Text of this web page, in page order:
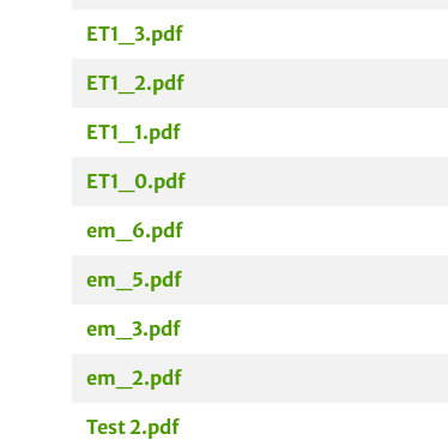
ET1_3.pdf
ET1_2.pdf
ET1_1.pdf
ET1_0.pdf
em_6.pdf
em_5.pdf
em_3.pdf
em_2.pdf
Test 2.pdf